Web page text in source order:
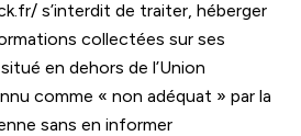
s’interdit de traiter, héberger
collectées sur ses
en dehors de l’Union
comme « non adéquat » par la
sans en informer